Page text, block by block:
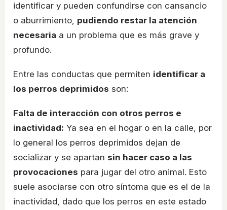
identificar y pueden confundirse con cansancio
o aburrimiento, pudiendo restar la atención
necesaria a un problema que es más grave y
profundo.
Entre las conductas que permiten identificar a
los perros deprimidos son:
Falta de interacción con otros perros e
inactividad: Ya sea en el hogar o en la calle, por
lo general los perros deprimidos dejan de
socializar y se apartan sin hacer caso a las
provocaciones para jugar del otro animal. Esto
suele asociarse con otro síntoma que es el de la
inactividad, dado que los perros en este estado